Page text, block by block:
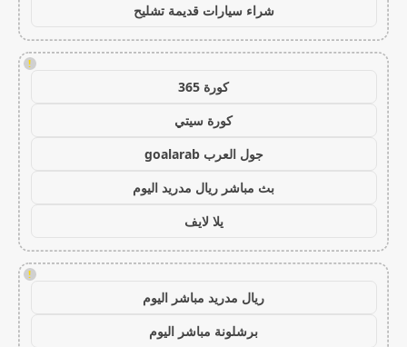
شراء سيارات قديمة تشليح
!
كورة 365
كورة سيتي
جول العرب goalarab
بث مباشر ريال مدريد اليوم
يلا لايف
!
ريال مدريد مباشر اليوم
برشلونة مباشر اليوم